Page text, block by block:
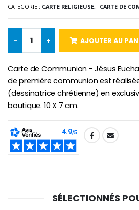
Huile d'Onction
€9.90
Bougie Neuvaine pour une Guérison - 17.5cm
€4.90
CATEGORIE : CARTE RELIGIEUSE, CARTE DE
- + AJOUTER AU
Carte de Communion - Jésus
de première communion est
(dessinatrice chrétienne) en
boutique. 10 X 7 cm.
SHARE:
SÉLECTIONNÉS